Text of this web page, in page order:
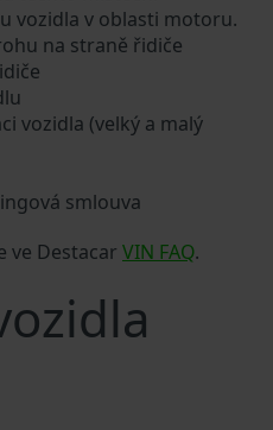
vozidla v oblasti motoru.
na straně řidiče
vozidla (velký a malý
smlouva
ve Destacar VIN FAQ.